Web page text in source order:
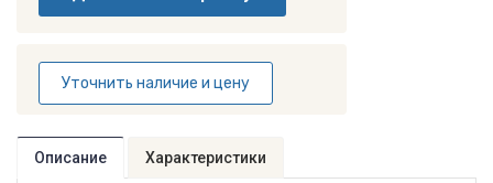
Уточнить наличие и цену
Описание Характеристики